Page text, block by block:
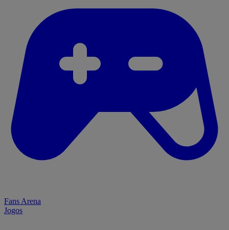
Fans Arena
Jogos